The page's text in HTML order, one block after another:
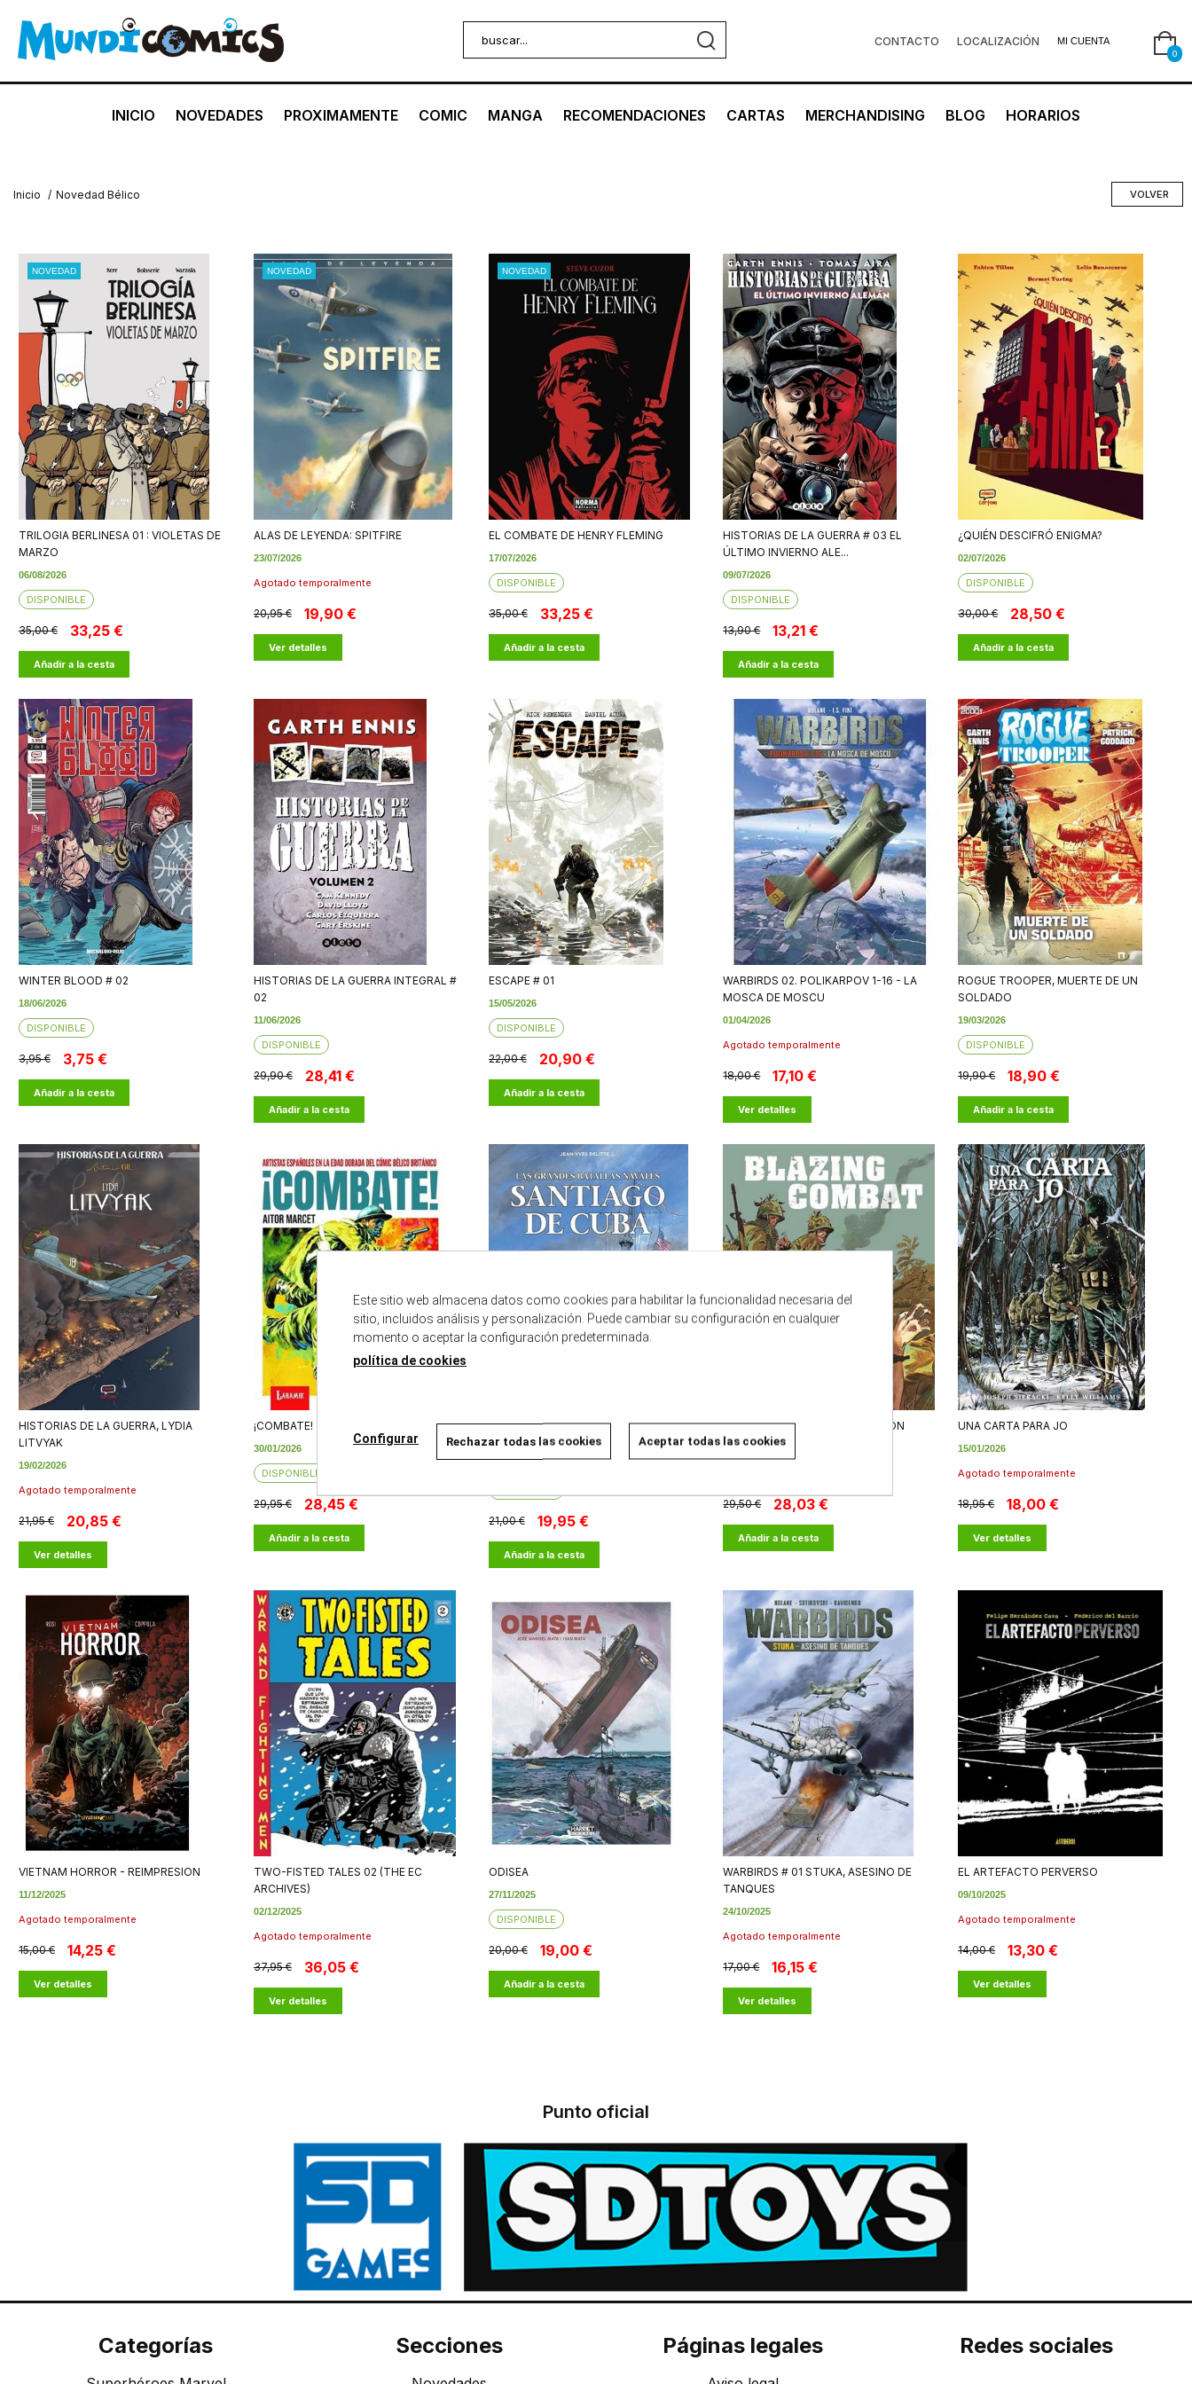
CONTACTO LOCALIZACIÓN MI CUENTA
0
INICIO NOVEDADES PROXIMAMENTE COMIC MANGA RECOMENDACIONES CARTAS MERCHANDISING BLOG HORARIOS
Inicio / Novedad Bélico VOLVER
NOVEDAD
TRILOGIA BERLINESA 01 : VIOLETAS DE
MARZO
06/08/2026
DISPONIBLE
35,00 € 33,25 €
Añadir a la cesta
NOVEDAD
ALAS DE LEYENDA: SPITFIRE
23/07/2026
Agotado temporalmente
20,95 € 19,90 €
Ver detalles
NOVEDAD
EL COMBATE DE HENRY FLEMING
17/07/2026
DISPONIBLE
35,00 € 33,25 €
Añadir a la cesta
HISTORIAS DE LA GUERRA # 03 EL
ÚLTIMO INVIERNO ALE...
09/07/2026
DISPONIBLE
13,90 € 13,21 €
Añadir a la cesta
¿QUIÉN DESCIFRÓ ENIGMA?
02/07/2026
DISPONIBLE
30,00 € 28,50 €
Añadir a la cesta
WINTER BLOOD # 02
18/06/2026
DISPONIBLE
3,95 € 3,75 €
Añadir a la cesta
HISTORIAS DE LA GUERRA INTEGRAL #
02
11/06/2026
DISPONIBLE
29,90 € 28,41 €
Añadir a la cesta
ESCAPE # 01
15/05/2026
DISPONIBLE
22,00 € 20,90 €
Añadir a la cesta
WARBIRDS 02. POLIKARPOV 1-16 - LA
MOSCA DE MOSCU
01/04/2026
Agotado temporalmente
18,00 € 17,10 €
Ver detalles
ROGUE TROOPER, MUERTE DE UN
SOLDADO
19/03/2026
DISPONIBLE
19,90 € 18,90 €
Añadir a la cesta
HISTORIAS DE LA GUERRA, LYDIA
LITVYAK
19/02/2026
Agotado temporalmente
21,95 € 20,85 €
Ver detalles
¡COMBATE!
30/01/2026
DISPONIBLE
29,95 € 28,45 €
Añadir a la cesta
LAS GRANDES BATALLAS NAVALES 17.
SANTIAGO DE CUBA
21,00 € 19,95 €
Añadir a la cesta
BLAZING COMBAT NUEVA EDICIÓN
16/01/2026
29,50 € 28,03 €
Añadir a la cesta
UNA CARTA PARA JO
15/01/2026
Agotado temporalmente
18,95 € 18,00 €
Ver detalles
VIETNAM HORROR - REIMPRESION
11/12/2025
Agotado temporalmente
15,00 € 14,25 €
Ver detalles
TWO-FISTED TALES 02 (THE EC
ARCHIVES)
02/12/2025
Agotado temporalmente
37,95 € 36,05 €
Ver detalles
ODISEA
27/11/2025
DISPONIBLE
20,00 € 19,00 €
Añadir a la cesta
WARBIRDS # 01 STUKA, ASESINO DE
TANQUES
24/10/2025
Agotado temporalmente
17,00 € 16,15 €
Ver detalles
EL ARTEFACTO PERVERSO
09/10/2025
Agotado temporalmente
14,00 € 13,30 €
Ver detalles
Punto oficial
Categorías Secciones Páginas legales Redes sociales
Este sitio web almacena datos como cookies para habilitar la funcionalidad necesaria del
sitio, incluidos análisis y personalización. Puede cambiar su configuración en cualquier
momento o aceptar la configuración predeterminada.
política de cookies
Configurar Rechazar todas las cookies Aceptar todas las cookies